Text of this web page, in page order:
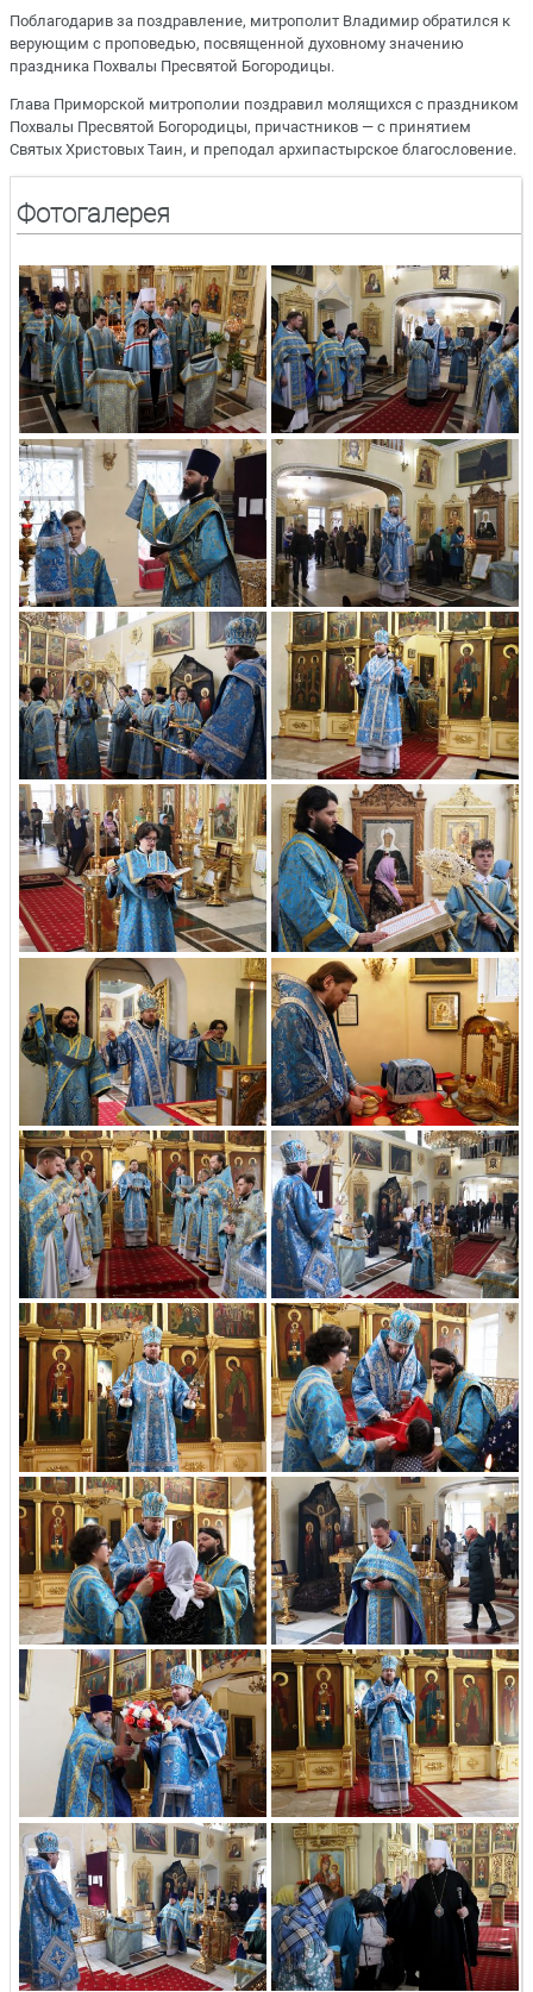
Поблагодарив за поздравление, митрополит Владимир обратился к
верующим с проповедью, посвященной духовному значению
праздника Похвалы Пресвятой Богородицы.
Глава Приморской митрополии поздравил молящихся с праздником
Похвалы Пресвятой Богородицы, причастников — с принятием
Святых Христовых Таин, и преподал архипастырское благословение.
Фотогалерея